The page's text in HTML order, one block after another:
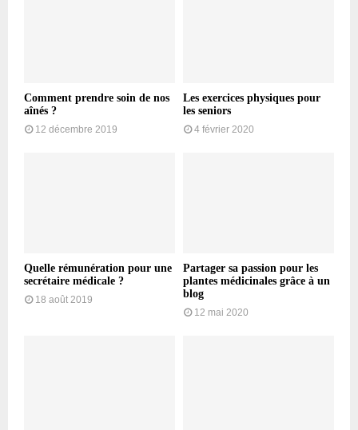
Comment prendre soin de nos
aînés ?
12 décembre 2019
Les exercices physiques pour
les seniors
4 février 2020
Quelle rémunération pour une
secrétaire médicale ?
18 août 2019
Partager sa passion pour les
plantes médicinales grâce à un
blog
12 mai 2020